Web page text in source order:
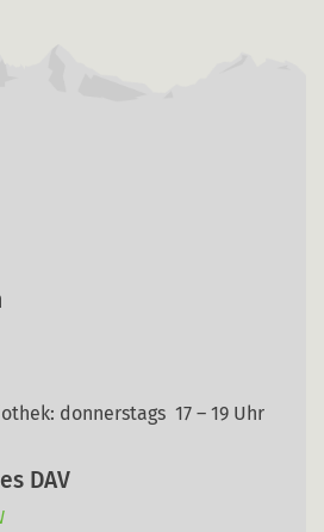
donnerstags 17 – 19 Uhr
DAV